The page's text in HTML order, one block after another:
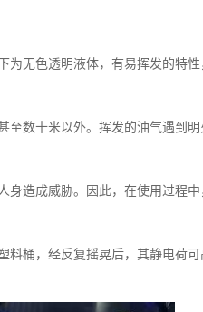
为无色透明液体，有易挥发的特
至数十米以外。挥发的油气遇到
身造成威胁。因此，在使用过程
料桶，经反复摇晃后，其静电荷